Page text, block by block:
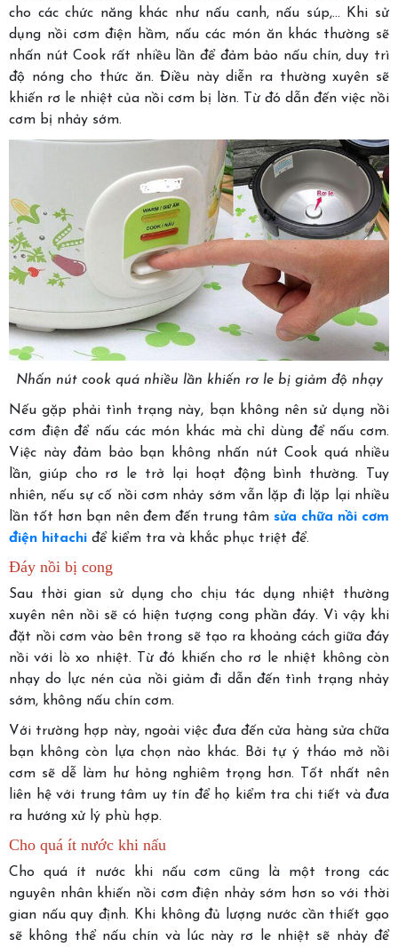
cho các chức năng khác như nấu canh, nấu súp,... Khi sử
dụng nồi cơm điện hầm, nấu các món ăn khác thường sẽ
nhấn nút Cook rất nhiều lần để đảm bảo nấu chín, duy trì
độ nóng cho thức ăn. Điều này diễn ra thường xuyên sẽ
khiến rơ le nhiệt của nồi cơm bị lờn. Từ đó dẫn đến việc nồi
cơm bị nhảy sớm.
Nhấn nút cook quá nhiều lần khiến rơ le bị giảm độ nhạy
Nếu gặp phải tình trạng này, bạn không nên sử dụng nồi
cơm điện để nấu các món khác mà chỉ dùng để nấu cơm.
Việc này đảm bảo bạn không nhấn nút Cook quá nhiều
lần, giúp cho rơ le trở lại hoạt động bình thường. Tuy
nhiên, nếu sự cố nồi cơm nhảy sớm vẫn lặp đi lặp lại nhiều
lần tốt hơn bạn nên đem đến trung tâm sửa chữa nồi cơm
điện hitachi để kiểm tra và khắc phục triệt để.
Đáy nồi bị cong
Sau thời gian sử dụng cho chịu tác dụng nhiệt thường
xuyên nên nồi sẽ có hiện tượng cong phần đáy. Vì vậy khi
đặt nồi cơm vào bên trong sẽ tạo ra khoảng cách giữa đáy
nồi với lò xo nhiệt. Từ đó khiến cho rơ le nhiệt không còn
nhạy do lực nén của nồi giảm đi dẫn đến tình trạng nhảy
sớm, không nấu chín cơm.
Với trường hợp này, ngoài việc đưa đến cửa hàng sửa chữa
bạn không còn lựa chọn nào khác. Bởi tự ý tháo mở nồi
cơm sẽ dễ làm hư hỏng nghiêm trọng hơn. Tốt nhất nên
liên hệ với trung tâm uy tín để họ kiểm tra chi tiết và đưa
ra hướng xử lý phù hợp.
Cho quá ít nước khi nấu
Cho quá ít nước khi nấu cơm cũng là một trong các
nguyên nhân khiến nồi cơm điện nhảy sớm hơn so với thời
gian nấu quy định. Khi không đủ lượng nước cần thiết gạo
sẽ không thể nấu chín và lúc này rơ le nhiệt sẽ nhảy để